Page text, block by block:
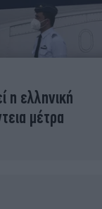
η ελληνική
μέτρα